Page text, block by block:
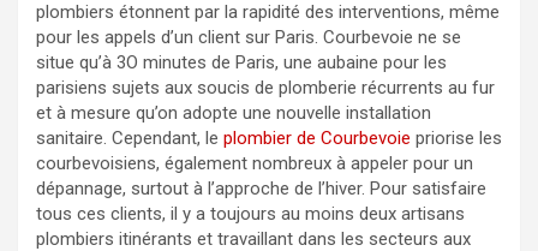
plombiers étonnent par la rapidité des interventions, même
pour les appels d’un client sur Paris. Courbevoie ne se
situe qu’à 3O minutes de Paris, une aubaine pour les
parisiens sujets aux soucis de plomberie récurrents au fur
et à mesure qu’on adopte une nouvelle installation
sanitaire. Cependant, le plombier de Courbevoie priorise les
courbevoisiens, également nombreux à appeler pour un
dépannage, surtout à l’approche de l’hiver. Pour satisfaire
tous ces clients, il y a toujours au moins deux artisans
plombiers itinérants et travaillant dans les secteurs aux